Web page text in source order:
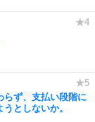
らず、支払い段階に
としないか。